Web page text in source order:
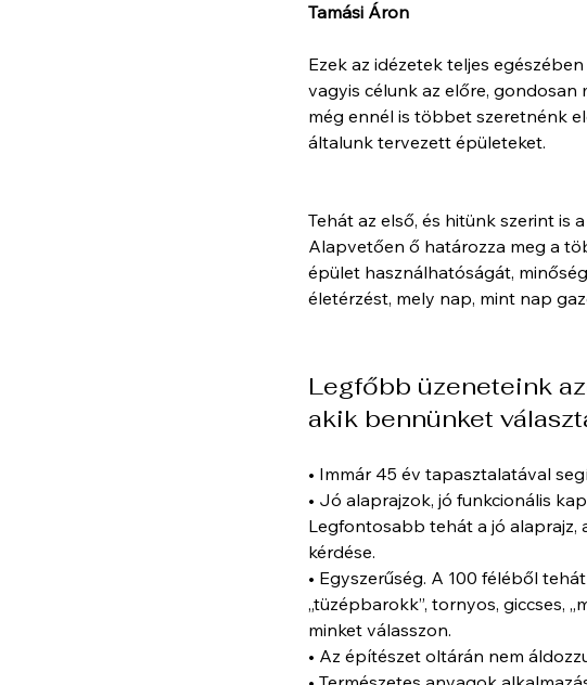
Tamási Áron
Ezek az idézetek teljes
vagyis célunk az előre,
még ennél is többet szeretnénk
általunk tervezett épületeket.
Tehát az első, és hitünk szerint is
Alapvetően ő határozza meg a
épület használhatóságát,
életérzést, mely nap, mint nap
Legfőbb üzeneteink
akik bennünket
• Immár 45 év tapasztalatával
• Jó alaprajzok, jó funkcionális
Legfontosabb tehát a jó alaprajz,
kérdése.
• Egyszerűség. A 100 féléből
„tüzépbarokk”, tornyos, giccses,
minket válasszon.
• Az építészet oltárán nem